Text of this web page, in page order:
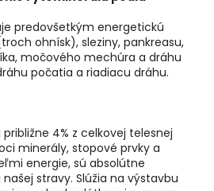
predovšetkým energetickú
ohnísk), sleziny, pankreasu,
močového mechúra a dráhu
počatia a riadiacu dráhu.
4% z celkovej telesnej
minerály, stopové prvky a
energie, sú absolútne
stravy. Slúžia na výstavbu